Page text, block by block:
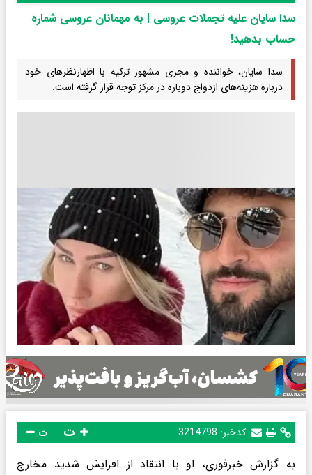
سدا سایان علیه تجملات عروسی | به مهمانان عروسی شماره
حساب بدهید!
سدا سایان، خواننده و مجری مشهور ترکیه با اظهارنظرهای خود
درباره هزینه‌های ازدواج دوباره در مرکز توجه قرار گرفته است.
کدخبر: 3214798 ت
به گزارش خبرفوری، او با انتقاد از افزایش شدید مخارج